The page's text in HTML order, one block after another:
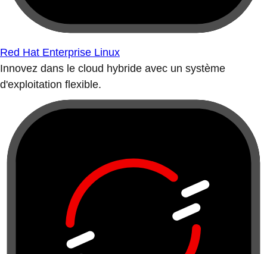
Red Hat Enterprise Linux
Innovez dans le cloud hybride avec un système
d'exploitation flexible.